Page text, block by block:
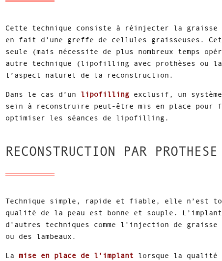
Cette technique consiste à réinjecter la
en fait d’une greffe de cellules graisseuses.
seule (mais nécessite de plus nombreux temps
autre technique (lipofilling avec prothèses ou
l’aspect naturel de la reconstruction.
Dans le cas d’un lipofillingexclusif, un système
sein à reconstruire peut-être mis en place pour
optimiser les séances de lipofilling.
RECONSTRUCTION PAR PROTHESE
Technique simple, rapide et fiable, elle n’est
qualité de la peau est bonne et souple.
d’autres techniques comme l’injection de
ou des lambeaux.
La mise en place de l’implant lorsque la qualité